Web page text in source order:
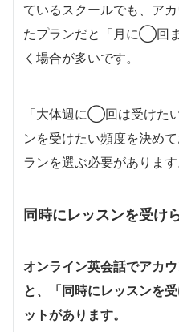
ているスクールでも、ア
たプランだと「月に◯回
く場合が多いです。
「大体週に◯回は受けた
ンを受けたい頻度を決め
ランを選ぶ必要があります
同時にレッスンを受け
オンライン英会話でアカ
と、「同時にレッスンを
ットがあります。